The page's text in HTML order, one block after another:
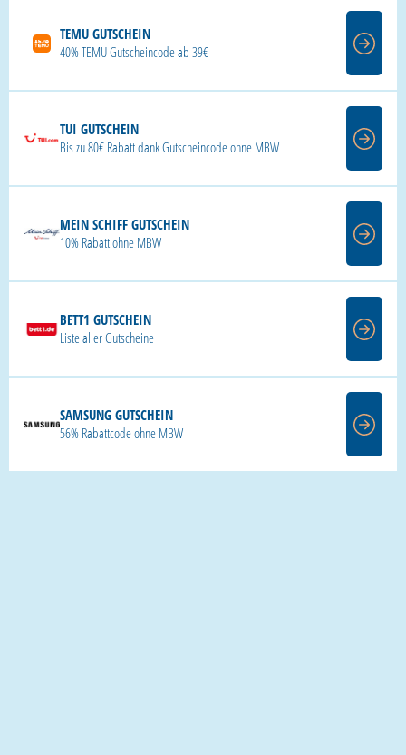
TEMU GUTSCHEIN
40% TEMU Gutscheincode ab 39€
TUI GUTSCHEIN
Bis zu 80€ Rabatt dank Gutscheincode ohne MBW
MEIN SCHIFF GUTSCHEIN
10% Rabatt ohne MBW
BETT1 GUTSCHEIN
Liste aller Gutscheine
SAMSUNG GUTSCHEIN
56% Rabattcode ohne MBW